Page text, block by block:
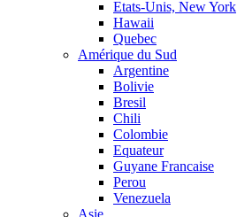
Etats-Unis, New York
Hawaii
Quebec
Amérique du Sud
Argentine
Bolivie
Bresil
Chili
Colombie
Equateur
Guyane Francaise
Perou
Venezuela
Asie